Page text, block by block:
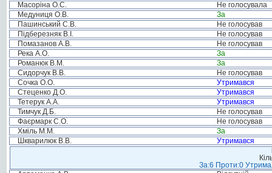
Масоріна О.С.
Не голосувала
Медуниця О.В.
За
Пашинський С.В.
Не голосував
Підберезняк В.І.
Не голосував
Помазанов А.В.
Не голосував
Река А.О.
За
Романюк В.М.
За
Сидорчук В.В.
Не голосував
Сочка О.О.
Утримався
Стеценко Д.О.
Утримався
Тетерук А.А.
Утримався
Тимчук Д.Б.
Не голосував
Фаєрмарк С.О.
Не голосував
Хміль М.М.
За
Шкварилюк В.В.
Утримався
За:6 Проти:0